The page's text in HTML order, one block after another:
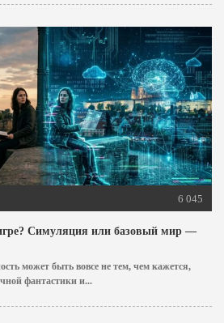
6 045
Симуляция или базовый мир —
может быть вовсе не тем, чем кажется,
фантастики и...